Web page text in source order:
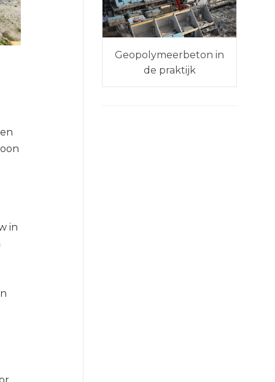
in
Geopolymeerbeton in
de praktijk